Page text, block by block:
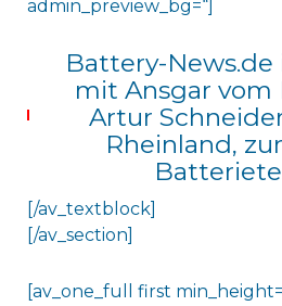
admin_preview_bg=“]
Battery-News.de
mit Ansgar
Artur
Rheinland,
[/av_textblock]
[/av_section]
[av_one_full first